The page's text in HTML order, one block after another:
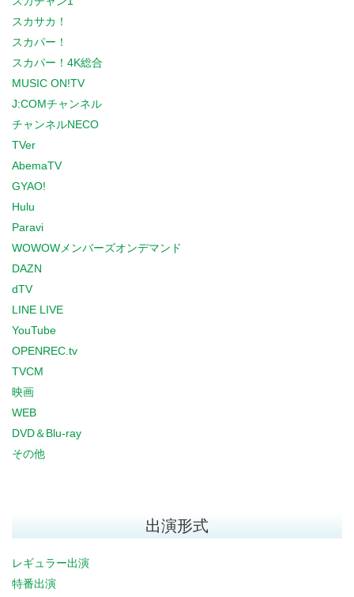
スカサカ！
スカパー！
スカパー！4K総合
MUSIC ON!TV
J:COMチャンネル
チャンネルNECO
TVer
AbemaTV
GYAO!
Hulu
Paravi
WOWOWメンバーズオンデマンド
DAZN
dTV
LINE LIVE
YouTube
OPENREC.tv
TVCM
映画
WEB
DVD＆Blu-ray
その他
出演形式
レギュラー出演
特番出演